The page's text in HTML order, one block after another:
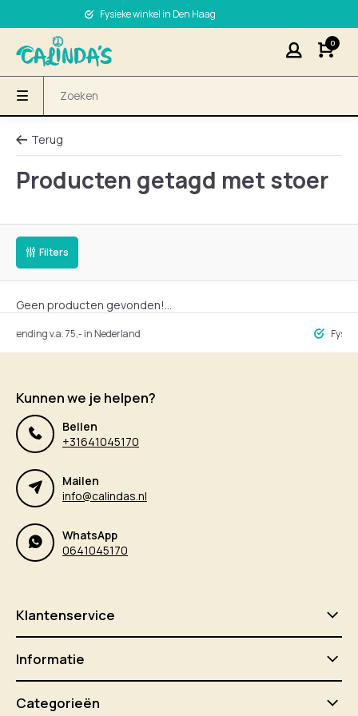
Fysieke winkel in Den Haag
0
Terug
Producten getagd met stoer
Filters
Geen producten gevonden!...
v.a. 75,- in Nederland Fysieke
Kunnen we je helpen?
Bellen
+31641045170
Mailen
info@calindas.nl
WhatsApp
0641045170
Klantenservice
Informatie
Categorieën